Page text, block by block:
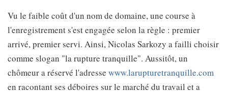
Vu le faible coût d'un nom de domaine, une course à
l'enregistrement s'est engagée selon la règle : premier
arrivé, premier servi. Ainsi, Nicolas Sarkozy a failli choisir
comme slogan "la rupture tranquille". Aussitôt, un
chômeur a réservé l'adresse www.larupturetranquille.com
en racontant ses déboires sur le marché du travail et a